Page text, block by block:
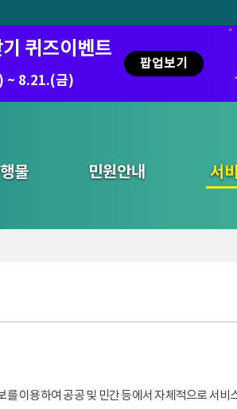
퀴즈이벤트
~ 8.21.(금)
팝업보기
물 민원안내 서
통합검색
이용하여 공공 및 민간 등에서 자체적으로 서